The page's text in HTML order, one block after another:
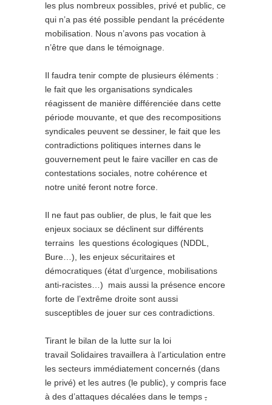
les plus nombreux possibles, privé et public, ce
qui n’a pas été possible pendant la précédente
mobilisation. Nous n’avons pas vocation à
n’être que dans le témoignage.
Il faudra tenir compte de plusieurs éléments :
le fait que les organisations syndicales
réagissent de manière différenciée dans cette
période mouvante, et que des recompositions
syndicales peuvent se dessiner, le fait que les
contradictions politiques internes dans le
gouvernement peut le faire vaciller en cas de
contestations sociales, notre cohérence et
notre unité feront notre force.
Il ne faut pas oublier, de plus, le fait que les
enjeux sociaux se déclinent sur différents
terrains les questions écologiques (NDDL,
Bure…), les enjeux sécuritaires et
démocratiques (état d’urgence, mobilisations
anti-racistes…) mais aussi la présence encore
forte de l’extrême droite sont aussi
susceptibles de jouer sur ces contradictions.
Tirant le bilan de la lutte sur la loi
travail Solidaires travaillera à l’articulation entre
les secteurs immédiatement concernés (dans
le privé) et les autres (le public), y compris face
à des d’attaques décalées dans le temps ,